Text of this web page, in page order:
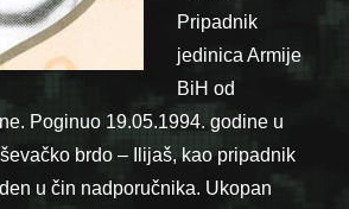
Pripadnik
jedinica Armije
BiH od
Poginuo 19.05.1994. godine u
brdo – Ilijaš, kao pripadnik
u čin nadporučnika. Ukopan